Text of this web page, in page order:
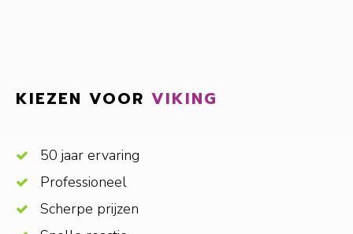
KIEZEN VOOR VIKING
50 jaar ervaring
Professioneel
Scherpe prijzen